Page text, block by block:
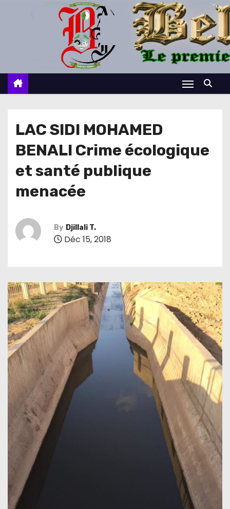
c
LAC SIDI MOHAMED
BENALI Crime écologique
et santé publique
menacée
By Djillali T.
Déc 15, 2018